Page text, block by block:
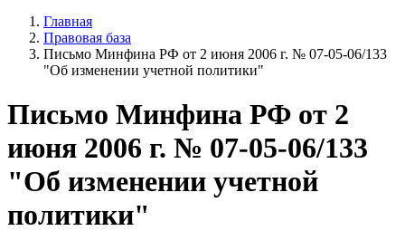
Главная
Правовая база
Письмо Минфина РФ от 2 июня 2006 г. № 07-05-06/133
"Об изменении учетной политики"
Письмо Минфина РФ от 2
июня 2006 г. № 07-05-06/133
"Об изменении учетной
политики"